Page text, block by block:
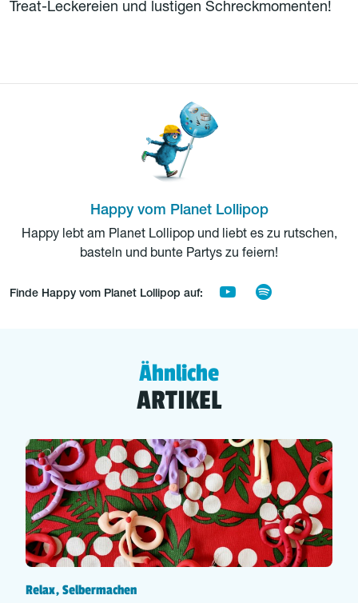
Treat-Leckereien und lustigen Schreckmomenten!
Happy vom Planet Lollipop
Happy lebt am Planet Lollipop und liebt es zu rutschen,
basteln und bunte Partys zu feiern!
Finde Happy vom Planet Lollipop auf:
Ähnliche
ARTIKEL
Relax, Selbermachen